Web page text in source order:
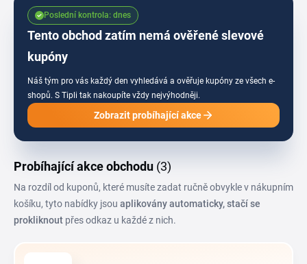
při objednávce z Vitapur-home.cz, abys při nákupu nové matrace nebo
doplňků do ložnice reálně ušetřil.
Tento obchod zatím nemá ověřené slevové
kupóny
Náš tým pro vás každý den vyhledává a ověřuje kupóny ze všech e-
shopů. S Tipli tak nakoupíte vždy nejvýhodněji.
Poslední kontrola: dnes
Zobrazit probíhající akce
Probíhající akce obchodu (3)
Na rozdíl od kuponů, které musíte zadat ručně obvykle v nákupním
košíku, tyto nabídky jsou aplikovány automaticky, stačí se
prokliknout přes odkaz u každé z nich.